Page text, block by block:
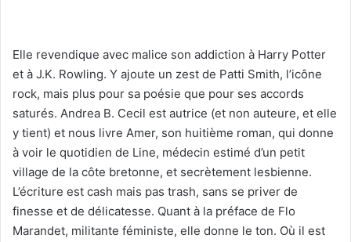
Elle revendique avec malice son addiction à Harry Potter
et à J.K. Rowling. Y ajoute un zest de Patti Smith, l’icône
rock, mais plus pour sa poésie que pour ses accords
saturés. Andrea B. Cecil est autrice (et non auteure, et elle
y tient) et nous livre Amer, son huitième roman, qui donne
à voir le quotidien de Line, médecin estimé d’un petit
village de la côte bretonne, et secrètement lesbienne.
L’écriture est cash mais pas trash, sans se priver de
finesse et de délicatesse. Quant à la préface de Flo
Marandet, militante féministe, elle donne le ton. Où il est